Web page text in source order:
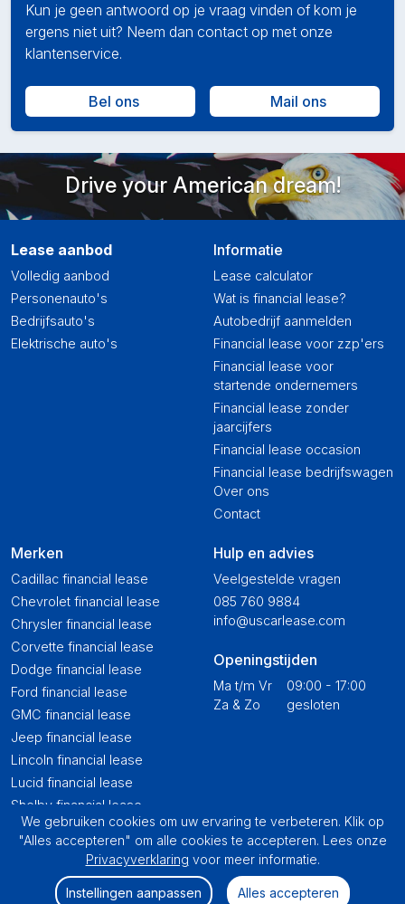
We gebruiken cookies om uw ervaring te verbeteren. Klik op
"Alles accepteren" om alle cookies te accepteren. Lees onze
Privacyverklaring voor meer informatie.
Instellingen aanpassen Alles accepteren
Kun je geen antwoord op je vraag vinden of kom je
ergens niet uit? Neem dan contact op met onze
klantenservice.
Bel ons Mail ons
Drive your American dream!
Lease aanbod
Volledig aanbod
Personenauto's
Bedrijfsauto's
Elektrische auto's
Merken
Cadillac financial lease
Chevrolet financial lease
Chrysler financial lease
Corvette financial lease
Dodge financial lease
Ford financial lease
GMC financial lease
Jeep financial lease
Lincoln financial lease
Lucid financial lease
Shelby financial lease
Tesla financial lease
Toyota USA financial lease
Informatie
Lease calculator
Wat is financial lease?
Autobedrijf aanmelden
Financial lease voor zzp'ers
Financial lease voor
startende ondernemers
Financial lease zonder
jaarcijfers
Financial lease occasion
Financial lease bedrijfswagen
Over ons
Contact
Hulp en advies
Veelgestelde vragen
085 760 9884
info@uscarlease.com
Openingstijden
Ma t/m Vr
09:00 - 17:00
Za & Zo
gesloten
Privacyverklaring Alg.voorwaarden © 2026